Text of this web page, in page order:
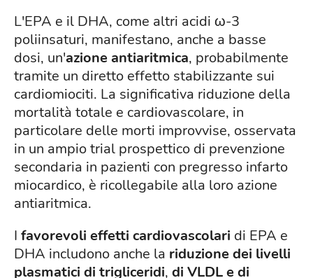
L'EPA e il DHA, come altri acidi ω-3
poliinsaturi, manifestano, anche a basse
dosi, un'azione antiaritmica, probabilmente
tramite un diretto effetto stabilizzante sui
cardiomiociti. La significativa riduzione della
mortalità totale e cardiovascolare, in
particolare delle morti improvvise, osservata
in un ampio trial prospettico di prevenzione
secondaria in pazienti con pregresso infarto
miocardico, è ricollegabile alla loro azione
antiaritmica.
I favorevoli effetti cardiovascolari di EPA e
DHA includono anche la riduzione dei livelli
plasmatici di trigliceridi, di VLDL e di